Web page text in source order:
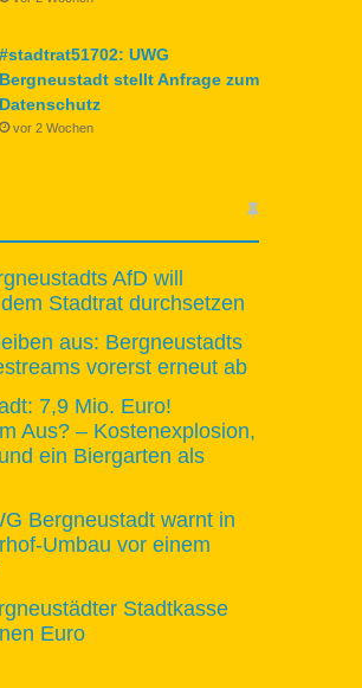
#stadtrat51702: UWG
Bergneustadt stellt Anfrage zum
Datenschutz
vor 2 Wochen
AfD will
Stadtrat durchsetzen
aus: Bergneustadts
vorerst erneut ab
7,9 Mio. Euro!
Aus? – Kostenexplosion,
ein Biergarten als
Bergneustadt warnt in
Umbau vor einem
Stadtkasse
Euro